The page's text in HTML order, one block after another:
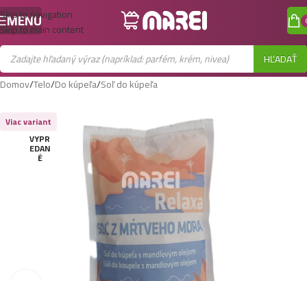
Skip to navigation
Skip to main content
MENU
HĽADAŤ
Domov/Telo/Do kúpeľa/Soľ do kúpeľa
VYPR
EDAN
É
Viac variant